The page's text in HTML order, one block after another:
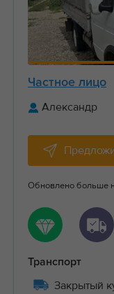
Частное лицо
Александр
Обновлено больше
Транспорт
Закрытый